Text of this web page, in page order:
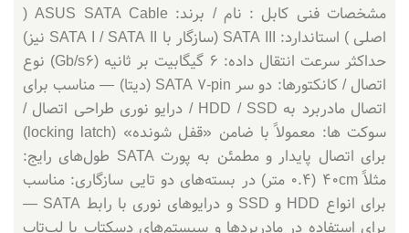
مشخصات فنی کابل : نام / برند: ASUS SATA Cable (
اصلی ) استاندارد: SATA III (سازگار با SATA I / SATA II نیز)
حداکثر سرعت انتقال داده: 6 گیگابیت بر ثانیه (6 Gb/s) نوع
اتصال / کانکتورها: دو سر SATA 7‑pin (دیتا) — مناسب برای
اتصال مادربرد به HDD / SSD / درایو نوری طراحی اتصال /
سوکت ها: معمولاً با ضامن «قفل شونده» (locking latch)
برای اتصال پایدار و مطمئن به پورت SATA طول‌های رایج:
مثلاً 40cm (0.4 متر) در بسته‌های دو تایی سازگاری: مناسب
برای انواع HDD و SSD و درایوهای نوری با رابط SATA —
برای استفاده در مادربردها و سیستم‌های دسکتاپ یا لپ‌تاپ